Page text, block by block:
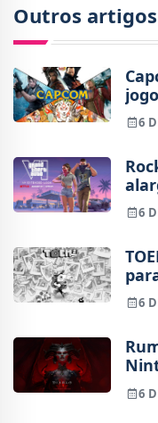
Outros artigos
6
6
6
e6